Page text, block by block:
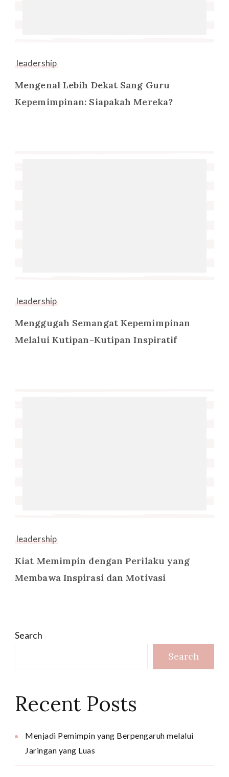
leadership
Mengenal Lebih Dekat Sang Guru
Kepemimpinan: Siapakah Mereka?
leadership
Menggugah Semangat Kepemimpinan
Melalui Kutipan-Kutipan Inspiratif
leadership
Kiat Memimpin dengan Perilaku yang
Membawa Inspirasi dan Motivasi
Search
Search
Recent Posts
Menjadi Pemimpin yang Berpengaruh melalui
Jaringan yang Luas